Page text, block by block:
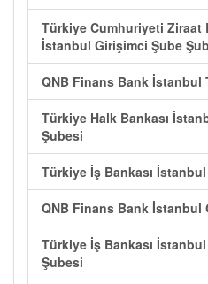
Türkiye Cumhuriyeti Ziraat
İstanbul Girişimci Şube
QNB Finans Bank İstanbul
Türkiye Halk Bankası
Şubesi
Türkiye İş Bankası
QNB Finans Bank İstanbul
Türkiye İş Bankası
Şubesi